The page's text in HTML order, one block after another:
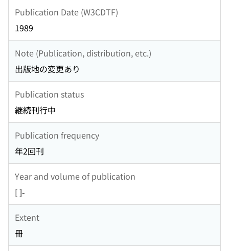
Publication Date (W3CDTF)
1989
Note (Publication, distribution, etc.)
出版地の変更あり
Publication status
継続刊行中
Publication frequency
年2回刊
Year and volume of publication
[ ]-
Extent
冊